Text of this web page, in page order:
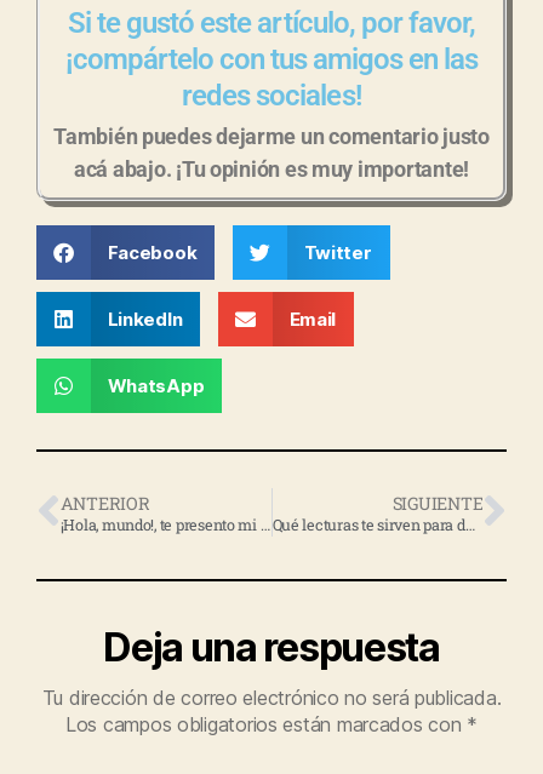
Si te gustó este artículo, por favor,
¡compártelo con tus amigos en las
redes sociales!
También puedes dejarme un comentario justo
acá abajo. ¡Tu opinión es muy importante!
Facebook Twitter
LinkedIn Email
WhatsApp
ANTERIOR
¡Hola, mundo!, te presento mi página web (¡qué emoción!)
SIGUIENTE
Qué lecturas te sirven para desarrollar la habilidad de escribir
Deja una respuesta
Tu dirección de correo electrónico no será publicada.
Los campos obligatorios están marcados con *